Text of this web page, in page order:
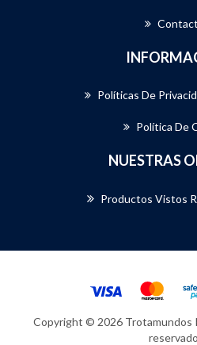
Políticas De
Política De
NUESTRAS
Productos Vistos
Copyright © 2026 Trotamundos